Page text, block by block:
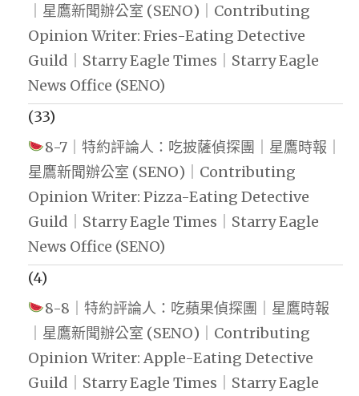
｜星鷹新聞辦公室 (SENO)｜Contributing
Opinion Writer: Fries-Eating Detective
Guild｜Starry Eagle Times｜Starry Eagle
News Office (SENO)
(33)
8-7｜特約評論人：吃披薩偵探團｜星鷹時報｜
星鷹新聞辦公室 (SENO)｜Contributing
Opinion Writer: Pizza-Eating Detective
Guild｜Starry Eagle Times｜Starry Eagle
News Office (SENO)
(4)
8-8｜特約評論人：吃蘋果偵探團｜星鷹時報
｜星鷹新聞辦公室 (SENO)｜Contributing
Opinion Writer: Apple-Eating Detective
Guild｜Starry Eagle Times｜Starry Eagle